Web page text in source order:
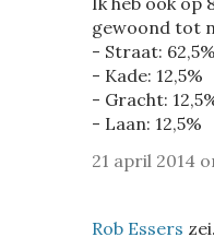
gewoond tot
- Straat: 62,5%
- Kade: 12,5%
- Gracht:
- Laan: 12,5%
21 april 2014
Rob Essers